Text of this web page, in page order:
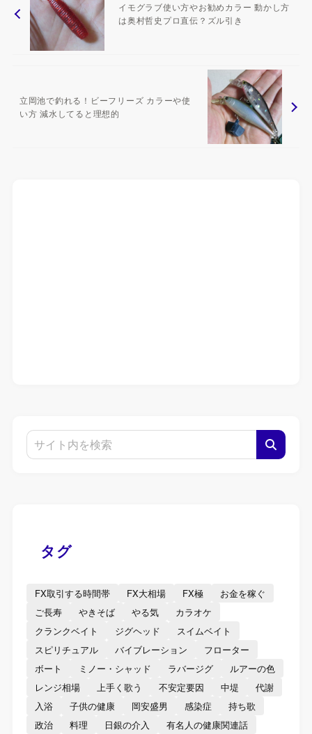
イモグラブ使い方やお勧めカラー 動かし方
は奥村哲史プロ直伝？ズル引き
立岡池で釣れる！ビーフリーズ カラーや使
い方 減水してると理想的
タグ
FX取引する時間帯 FX大相場 FX極
お金を稼ぐ
ご長寿
やきそば やる気
カラオケ
クランクベイト
ジグヘッド
スイムベイト
スピリチュアル
バイブレーション
フローター
ボート
ミノー・シャッド ラバージグ
ルアーの色
レンジ相場
上手く歌う 不安定要因 中堤
代謝
入浴
子供の健康 岡安盛男 感染症
持ち歌
政治
料理 日銀の介入 有名人の健康関連話